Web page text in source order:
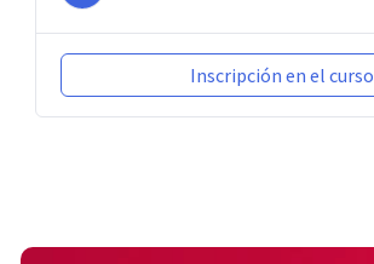
Inscripción en el curso